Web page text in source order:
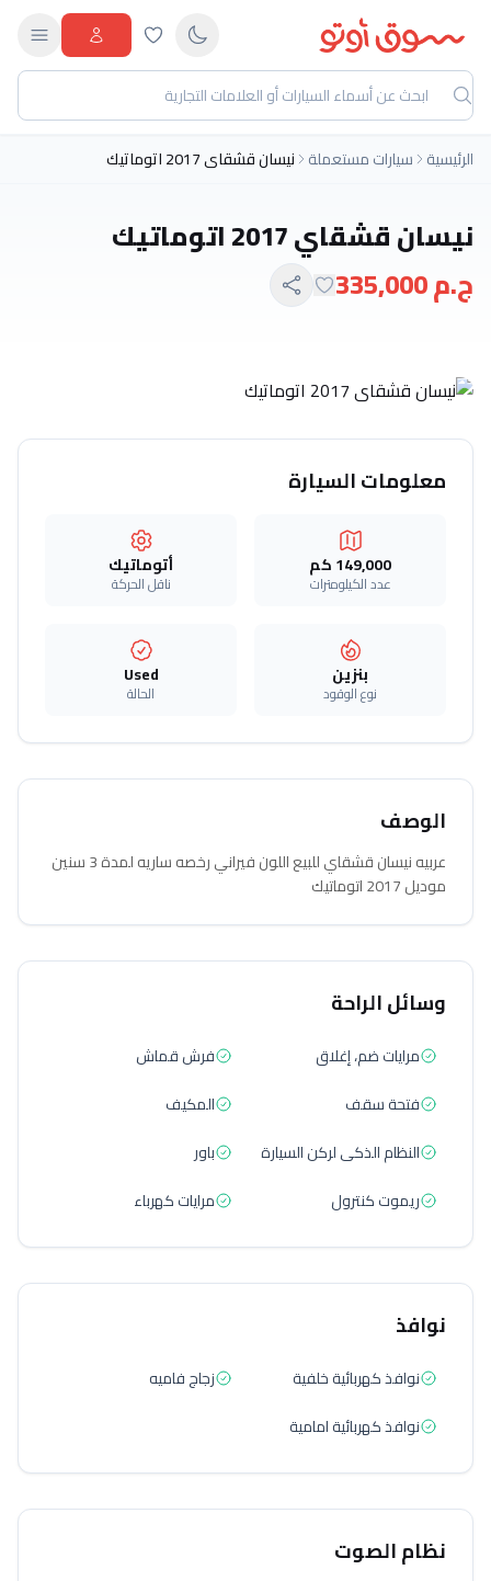
الرئيسية سيارات مستعملة نيسان قشقاي 2017 اتوماتيك
نيسان قشقاي 2017 اتوماتيك
ج.م 335,000
معلومات السيارة
149,000 كم
عدد الكيلومترات
أتوماتيك‎
ناقل الحركة
بنزين
نوع الوقود
Used
الحالة
الوصف
عربيه نيسان قشقاي للبيع اللون فيراني رخصه ساريه لمدة 3 سنين
موديل 2017 اتوماتيك
وسائل الراحة
مرايات ضم، إغلاق
فرش قماش
فتحة سقف
المكيف
النظام الذكى لركن السيارة
باور
ريموت كنترول
مرايات كهرباء
نوافذ
نوافذ كهربائية خلفية
زجاج فاميه
نوافذ كهربائية امامية
نظام الصوت